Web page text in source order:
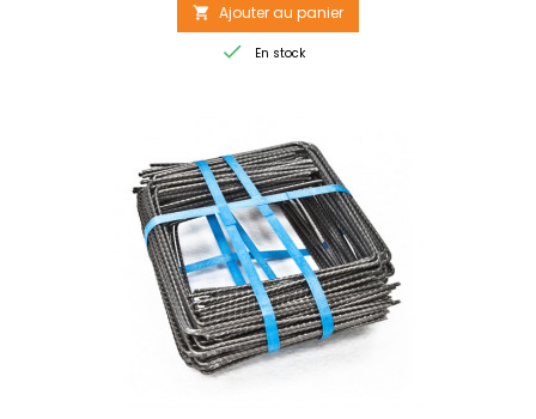
 Ajouter au panier
 En stock